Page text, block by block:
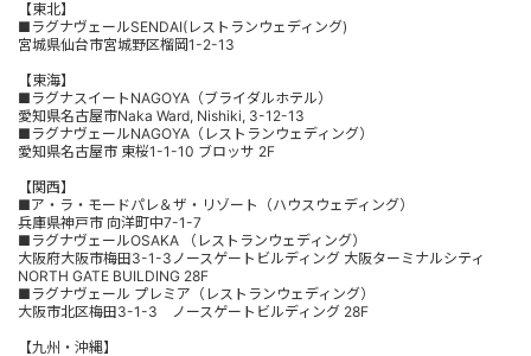
【東北】
■ラグナヴェールSENDAI(レストランウェディング)
宮城県仙台市宮城野区榴岡1-2-13
【東海】
■ラグナスイートNAGOYA（ブライダルホテル）
愛知県名古屋市Naka Ward, Nishiki, 3-12-13
■ラグナヴェールNAGOYA（レストランウェディング）
愛知県名古屋市 東桜1-1-10 ブロッサ 2F
【関西】
■ア・ラ・モードパレ＆ザ・リゾート（ハウスウェディング）
兵庫県神戸市 向洋町中7-1-7
■ラグナヴェールOSAKA （レストランウェディング）
大阪府大阪市梅田3-1-3ノースゲートビルディング 大阪ターミナルシティ
NORTH GATE BUILDING 28F
■ラグナヴェール プレミア（レストランウェディング）
大阪市北区梅田3-1-3 ノースゲートビルディング 28F
【九州・沖縄】